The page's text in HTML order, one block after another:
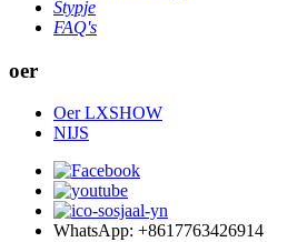
Stypje
FAQ's
oer
Oer LXSHOW
NIJS
WhatsApp: +8617763426914